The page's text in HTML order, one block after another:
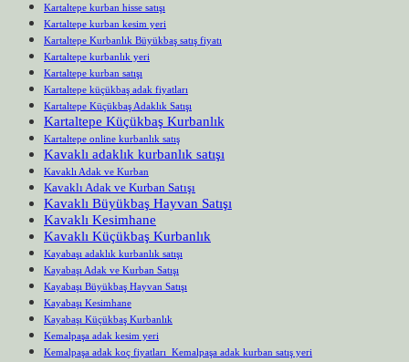
Kartaltepe kurban hisse satışı
Kartaltepe kurban kesim yeri
Kartaltepe Kurbanlık Büyükbaş satış fiyatı
Kartaltepe kurbanlık yeri
Kartaltepe kurban satışı
Kartaltepe küçükbaş adak fiyatları
Kartaltepe Küçükbaş Adaklık Satışı
Kartaltepe Küçükbaş Kurbanlık
Kartaltepe online kurbanlık satış
Kavaklı adaklık kurbanlık satışı
Kavaklı Adak ve Kurban
Kavaklı Adak ve Kurban Satışı
Kavaklı Büyükbaş Hayvan Satışı
Kavaklı Kesimhane
Kavaklı Küçükbaş Kurbanlık
Kayabaşı adaklık kurbanlık satışı
Kayabaşı Adak ve Kurban Satışı
Kayabaşı Büyükbaş Hayvan Satışı
Kayabaşı Kesimhane
Kayabaşı Küçükbaş Kurbanlık
Kemalpaşa adak kesim yeri
Kemalpaşa adak koç fiyatları Kemalpaşa adak kurban satış yeri